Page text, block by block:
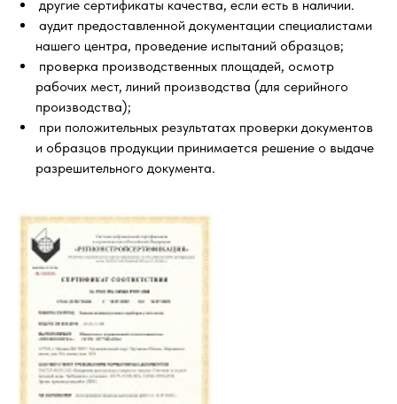
другие сертификаты качества, если есть в наличии.
аудит предоставленной документации специалистами
нашего центра, проведение испытаний образцов;
проверка производственных площадей, осмотр
рабочих мест, линий производства (для серийного
производства);
при положительных результатах проверки документов
и образцов продукции принимается решение о выдаче
разрешительного документа.